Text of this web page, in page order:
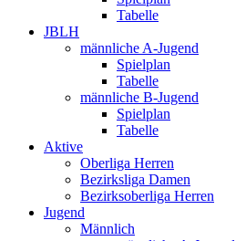
Tabelle
JBLH
männliche A-Jugend
Spielplan
Tabelle
männliche B-Jugend
Spielplan
Tabelle
Aktive
Oberliga Herren
Bezirksliga Damen
Bezirksoberliga Herren
Jugend
Männlich